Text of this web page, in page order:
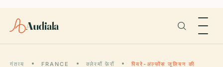
Audiala
गंतव्य FRANCE क्लेरमाँ फ़ेराँ
पियरे-अल्फोंस जूलियन की